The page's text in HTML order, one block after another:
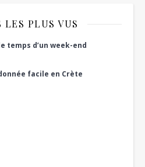
LES PLUS VUS
temps d’un week-end
facile en Crète